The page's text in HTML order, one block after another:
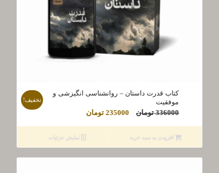
کتاب قدرت داستان – روانشناسی انگیزشی و
موفقیت
336000 تومان
قیمت
336000 تومان
بود.
235000 تومانقیمت
235000 تومان
است.
تخفیف!
افزودن به سبد خرید نمایش جزئیات